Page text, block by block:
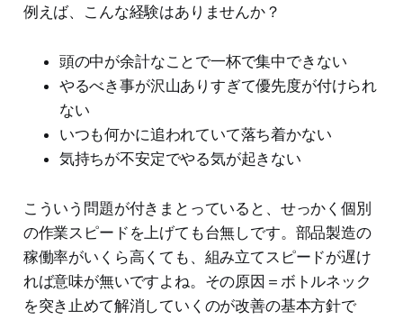
例えば、こんな経験はありませんか？
頭の中が余計なことで一杯で集中できない
やるべき事が沢山ありすぎて優先度が付けられ
ない
いつも何かに追われていて落ち着かない
気持ちが不安定でやる気が起きない
こういう問題が付きまとっていると、せっかく個別
の作業スピードを上げても台無しです。部品製造の
稼働率がいくら高くても、組み立てスピードが遅け
れば意味が無いですよね。その原因＝ボトルネック
を突き止めて解消していくのが改善の基本方針で